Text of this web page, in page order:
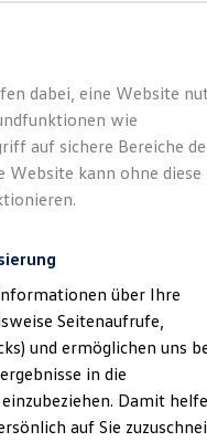
Leasing
Volkswagen
dabei, eine Website
wie
auf sichere Bereiche
Website kann ohne diese
über Ihre
Seitenaufrufe,
und ermöglichen uns
in die
Damit
auf Sie